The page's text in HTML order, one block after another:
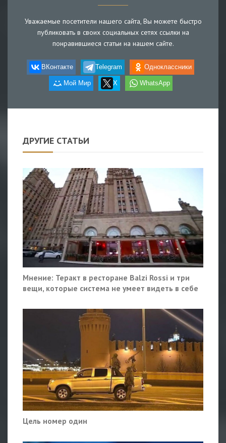
Уважаемые посетители нашего сайта, Вы можете быстро
публиковать в своих социальных сетях ссылки на
понравившиеся статьи на нашем сайте.
ВКонтакте Telegram Одноклассники
Мой Мир X WhatsApp
ДРУГИЕ СТАТЬИ
Мнение: Теракт в ресторане Balzi Rossi и три
вещи, которые система не умеет видеть в себе
Цель номер один